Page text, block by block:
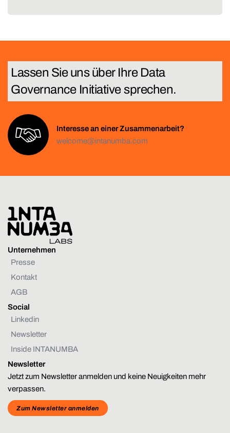
Lassen Sie uns über Ihre Tech
Interesse an einer Zusammenarbeit?
welcome@intanumba.com
Unternehmen
Presse
Kontakt
AGB
Social
Linkedin
Newsletter
Inside INTANUMBA
Newsletter
Jetzt zum Newsletter anmelden und keine Neuigkeiten mehr
verpassen.
Zum Newsletter anmelden